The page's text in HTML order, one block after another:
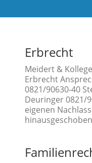
Erbrecht
Meidert &
Erbrecht
0821/90630-40
Deuringer 0821/
eigenen